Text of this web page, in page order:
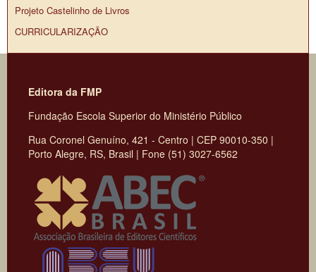
Projeto Castelinho de Livros
CURRICULARIZAÇÃO
Editora da FMP
Fundação Escola Superior do Ministério Público
Rua Coronel Genuíno, 421 - Centro | CEP 90010-350 |
Porto Alegre, RS, Brasil | Fone (51) 3027-6562